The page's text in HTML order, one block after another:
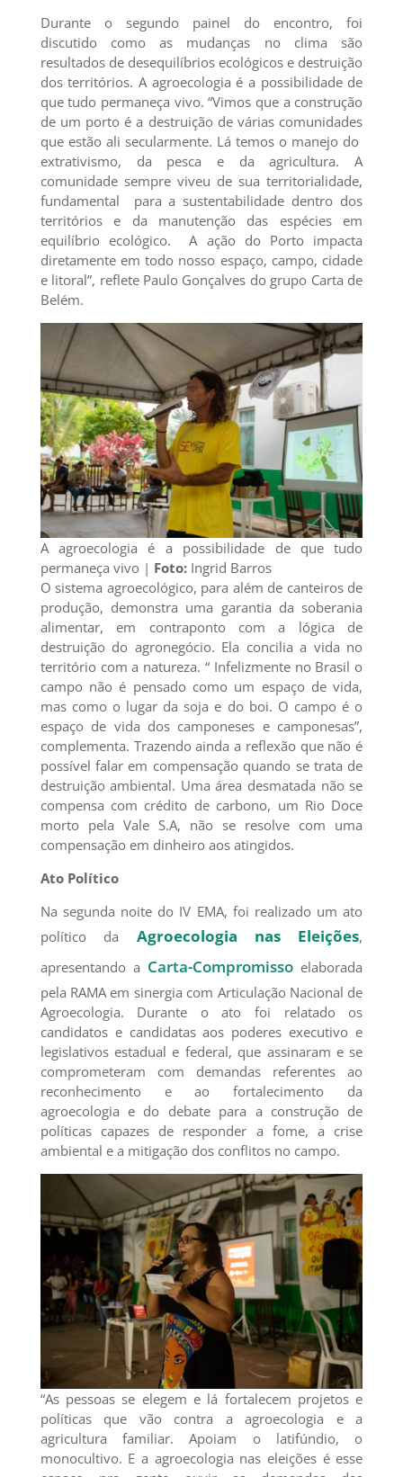
Durante o segundo painel do encontro, foi
discutido como as mudanças no clima são
resultados de desequilíbrios ecológicos e destruição
dos territórios. A agroecologia é a possibilidade de
que tudo permaneça vivo. “Vimos que a construção
de um porto é a destruição de várias comunidades
que estão ali secularmente. Lá temos o manejo do
extrativismo, da pesca e da agricultura. A
comunidade sempre viveu de sua territorialidade,
fundamental para a sustentabilidade dentro dos
territórios e da manutenção das espécies em
equilíbrio ecológico. A ação do Porto impacta
diretamente em todo nosso espaço, campo, cidade
e litoral”, reflete Paulo Gonçalves do grupo Carta de
Belém.
A agroecologia é a possibilidade de que tudo
permaneça vivo | Foto:Ingrid Barros
O sistema agroecológico, para além de canteiros de
produção, demonstra uma garantia da soberania
alimentar, em contraponto com a lógica de
destruição do agronegócio. Ela concilia a vida no
território com a natureza. “ Infelizmente no Brasil o
campo não é pensado como um espaço de vida,
mas como o lugar da soja e do boi. O campo é o
espaço de vida dos camponeses e camponesas”,
complementa. Trazendo ainda a reflexão que não é
possível falar em compensação quando se trata de
destruição ambiental. Uma área desmatada não se
compensa com crédito de carbono, um Rio Doce
morto pela Vale S.A, não se resolve com uma
compensação em dinheiro aos atingidos.
Ato Político
Na segunda noite do IV EMA, foi realizado um ato
político da Agroecologia nas Eleições,
apresentando a Carta-Compromisso elaborada
pela RAMA em sinergia com Articulação Nacional de
Agroecologia. Durante o ato foi relatado os
candidatos e candidatas aos poderes executivo e
legislativos estadual e federal, que assinaram e se
comprometeram com demandas referentes ao
reconhecimento e ao fortalecimento da
agroecologia e do debate para a construção de
políticas capazes de responder a fome, a crise
ambiental e a mitigação dos conflitos no campo.
“As pessoas se elegem e lá fortalecem projetos e
políticas que vão contra a agroecologia e a
agricultura familiar. Apoiam o latifúndio, o
monocultivo. E a agroecologia nas eleições é esse